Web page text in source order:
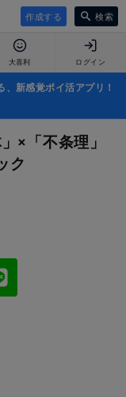
作成する 検索
大喜利 ログイン
新感覚ポイ活アプリ！
×「不条理」
ク